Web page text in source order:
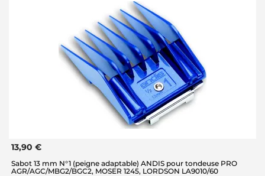
13,90 €
Sabot 13 mm N°1 (peigne adaptable) ANDIS pour tondeuse PRO
AGR/AGC/MBG2/BGC2, MOSER 1245, LORDSON LA9010/60